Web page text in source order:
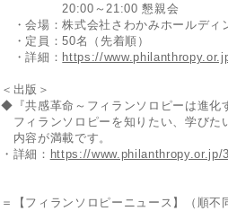
20:00～21:00 懇親会
・会場：株式会社さわかみホールディ
・定員：50名（先着順）
・詳細： https://
＜出版＞
◆『共感革命～フィランソロピーは進化
フィランソロピーを知りたい、学びた
内容が満載です。
・詳細： https://
＝【フィランソロピーニュース】（順